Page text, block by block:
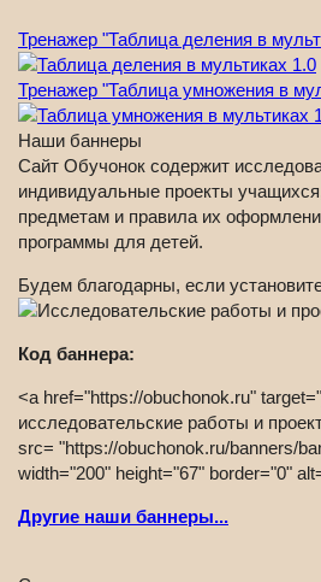
Тренажер "Таблица деления в
Тренажер "Таблица умножения в
Наши баннеры
Сайт Обучонок содержит
индивидуальные проекты
предметам и правила их
программы для детей.
Будем благодарны, если
Код баннера:
<a href="https://obuchonok.ru"
исследовательские работы и
src= "https://obuchonok.ru/banners/
width="200" height="67" border="0"
Другие наши баннеры...